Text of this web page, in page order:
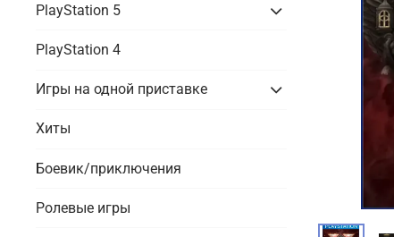
PlayStation 5
PlayStation 4
Игры на одной приставке
Хиты
Боевик/приключения
Ролевые игры